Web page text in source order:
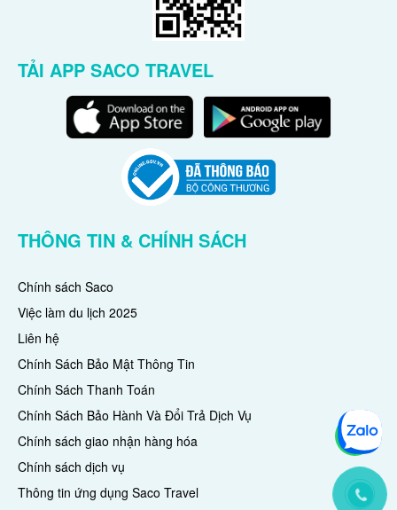
TẢI APP SACO TRAVEL
THÔNG TIN & CHÍNH SÁCH
Chính sách Saco
Việc làm du lịch 2025
Liên hệ
Chính Sách Bảo Mật Thông Tin
Chính Sách Thanh Toán
Chính Sách Bảo Hành Và Đổi Trả Dịch Vụ
Chính sách giao nhận hàng hóa
Chính sách dịch vụ
Thông tin ứng dụng Saco Travel